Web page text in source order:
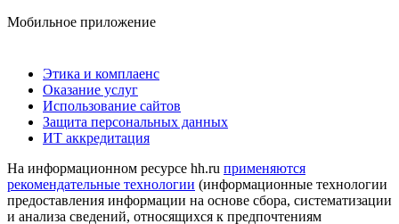
Мобильное приложение
Этика и комплаенс
Оказание услуг
Использование сайтов
Защита персональных данных
ИТ аккредитация
На информационном ресурсе hh.ru применяются
рекомендательные технологии (информационные технологии
предоставления информации на основе сбора, систематизации
и анализа сведений, относящихся к предпочтениям